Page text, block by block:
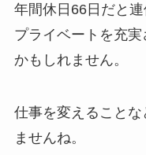
年間休日66日だと連
プライベートを充
かもしれません。
仕事を変えること
ませんね。